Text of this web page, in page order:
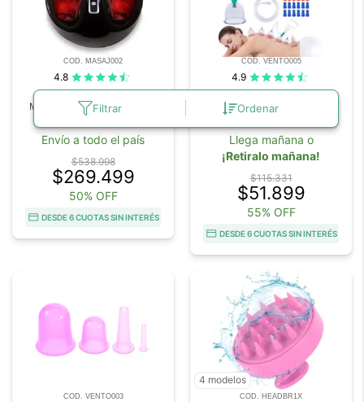
Filtrar Ordenar
COD. MASAJ002
4.8
Masajeador Gadnic Foot
Massage Luxury Para Pies 2
Modos Terapia Calor
Envío a todo el país
$538.998
$269.499
50% OFF
DESDE 6 CUOTAS SIN INTERÉS
COD. VENTO005
4.9
Set de 24 Ventosas de Vacío
Gadnic Masajes Con Pistola
Llega mañana o
¡Retiralo mañana!
$115.331
$51.899
55% OFF
DESDE 6 CUOTAS SIN INTERÉS
COD. VENTO003
4 modelos
COD. HEADBR1X